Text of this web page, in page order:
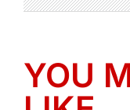
YOU